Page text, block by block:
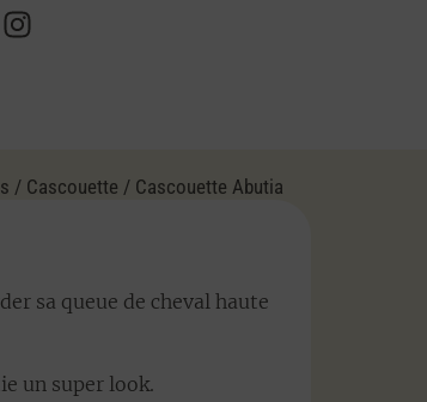
/ Cascouette / Cascouette Abutia
sa queue de cheval haute
un super look.